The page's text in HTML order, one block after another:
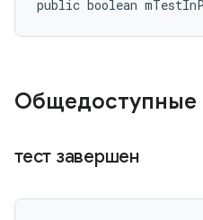
public boolean
Общедоступные
тест завершен